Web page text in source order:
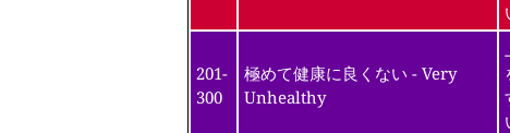
201-
300
極めて健康に良くない - Very
Unhealthy